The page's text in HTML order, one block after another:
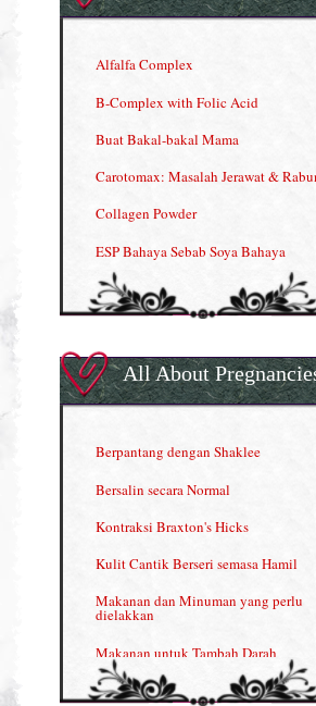
Alfalfa Complex
B-Complex with Folic Acid
Buat Bakal-bakal Mama
Carotomax: Masalah Jerawat &
Collagen Powder
ESP Bahaya Sebab Soya Bahaya
ESP Produk Shaklee Paling HOT
Gla Complex (II)
Herbal Blend the Magic Cream
Nutrisi untuk Ikhtiar Hamil
OMEGA GUARD
Omega Guard: EPA & DHA for kids
All About
Berpantang dengan Shaklee
Bersalin secara Normal
Kontraksi Braxton's Hicks
Kulit Cantik Berseri semasa Hamil
Makanan dan Minuman yang perlu
dielakkan
Makanan untuk Tambah Darah
Masalah HB rendah?